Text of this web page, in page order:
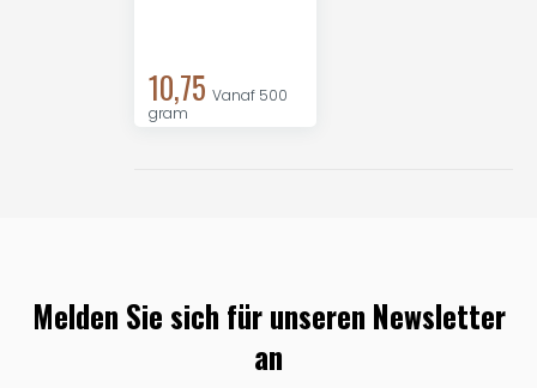
10,75 Vanaf 500
gram
Melden Sie sich für unseren Newsletter
an